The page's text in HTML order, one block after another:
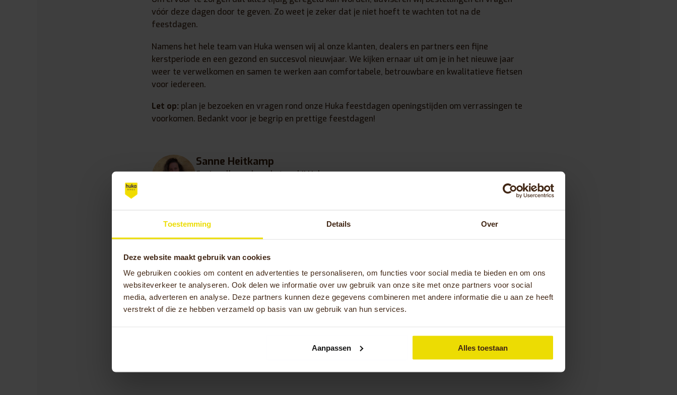
Toestemming Details Over
Deze website maakt gebruik van cookies
We gebruiken cookies om content en advertenties te personaliseren, om functies voor social media te bieden en om ons
websiteverkeer te analyseren. Ook delen we informatie over uw gebruik van onze site met onze partners voor social
media, adverteren en analyse. Deze partners kunnen deze gegevens combineren met andere informatie die u aan ze heeft
verstrekt of die ze hebben verzameld op basis van uw gebruik van hun services.
Aanpassen Alles toestaan
vóór deze dagen door te geven. Zo weet je zeker dat je niet hoeft te wachten tot na de
feestdagen.
Namens het hele team van Huka wensen wij al onze klanten, dealers en partners een fijne
kerstperiode en een gezond en succesvol nieuwjaar. We kijken ernaar uit om je in het nieuwe jaar
weer te verwelkomen en samen te werken aan comfortabele, betrouwbare en kwalitatieve fietsen
voor iedereen.
Let op: plan je bezoeken en vragen rond onze Huka feestdagen openingstijden om verrassingen te
voorkomen. Bedankt voor je begrip en prettige feestdagen!
Sanne Heitkamp
Senior allround marketeer bij Huka
blik en creatieve aanpak zet ze zich dagelijks in om
merkervaringen maakt dat elke campagne gericht
is op het verbinden van mensen met de producten
van Huka. Daarnaast schrijft Sanne regelmatig
inspirerende blogs en nieuwsartikelen om je mee te
nemen in de wereld van Huka en onze nieuwste